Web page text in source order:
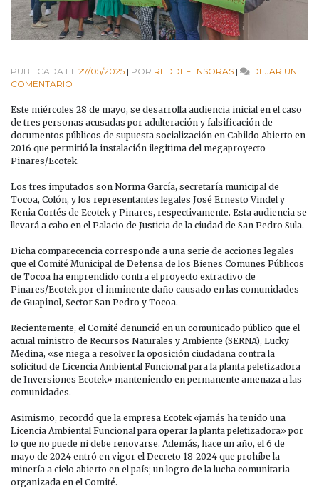
PUBLICADA EL 27/05/2025 | POR REDDEFENSORAS |
DEJAR UN
COMENTARIO
AUDIENCIAS
CONTRA
LA
ESTRUCTURA
CRIMINAL
DEL
MEGAPROYECTO
PINARES/ECOTEK
Este miércoles 28 de mayo, se desarrolla audiencia inicial en el caso
de tres personas acusadas por adulteración y falsificación de
documentos públicos de supuesta socialización en Cabildo Abierto en
2016 que permitió la instalación ilegitima del megaproyecto
Pinares/Ecotek.
Los tres imputados son Norma García, secretaría municipal de
Tocoa, Colón, y los representantes legales José Ernesto Vindel y
Kenia Cortés de Ecotek y Pinares, respectivamente. Esta audiencia se
llevará a cabo en el Palacio de Justicia de la ciudad de San Pedro Sula.
Dicha comparecencia corresponde a una serie de acciones legales
que el Comité Municipal de Defensa de los Bienes Comunes Públicos
de Tocoa ha emprendido contra el proyecto extractivo de
Pinares/Ecotek por el inminente daño causado en las comunidades
de Guapinol, Sector San Pedro y Tocoa.
Recientemente, el Comité denunció en un comunicado público que el
actual ministro de Recursos Naturales y Ambiente (SERNA), Lucky
Medina, «se niega a resolver la oposición ciudadana contra la
solicitud de Licencia Ambiental Funcional para la planta peletizadora
de Inversiones Ecotek» manteniendo en permanente amenaza a las
comunidades.
Asimismo, recordó que la empresa Ecotek «jamás ha tenido una
Licencia Ambiental Funcional para operar la planta peletizadora» por
lo que no puede ni debe renovarse. Además, hace un año, el 6 de
mayo de 2024 entró en vigor el Decreto 18-2024 que prohíbe la
minería a cielo abierto en el país; un logro de la lucha comunitaria
organizada en el Comité.